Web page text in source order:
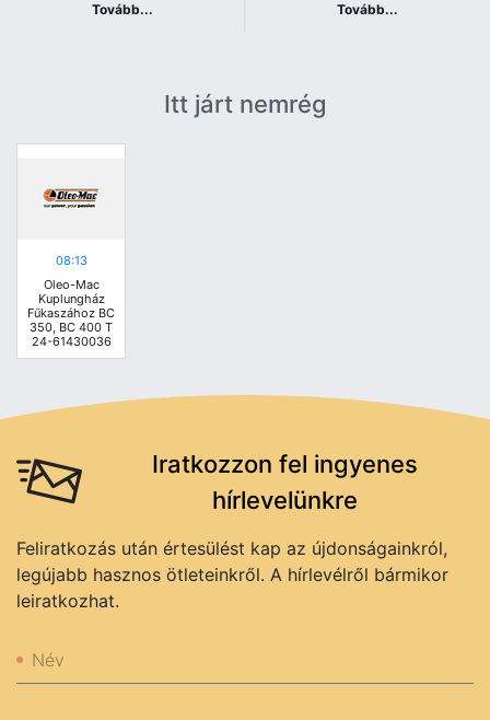
Tovább... Tovább...
Itt járt nemrég
08:13
Oleo-Mac
Kuplungház
Fűkaszához BC
350, BC 400 T
24-61430036
Iratkozzon fel ingyenes
hírlevelünkre
Feliratkozás után értesülést kap az újdonságainkról,
legújabb hasznos ötleteinkről. A hírlevélről bármikor
leiratkozhat.
Név